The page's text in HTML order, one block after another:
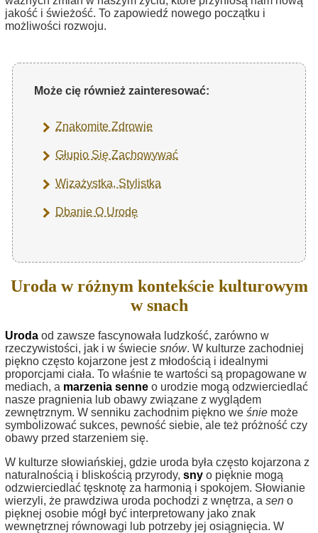
jakość i świeżość. To zapowiedź nowego początku i
możliwości rozwoju.
Może cię również zainteresować:
Znakomite Zdrowie
Głupio Się Zachowywać
Wizażystka, Stylistka
Dbanie O Urodę
Uroda w różnym kontekście kulturowym
w snach
Uroda od zawsze fascynowała ludzkość, zarówno w
rzeczywistości, jak i w świecie snów. W kulturze zachodniej
piękno często kojarzone jest z młodością i idealnymi
proporcjami ciała. To właśnie te wartości są propagowane w
mediach, a marzenia senne o urodzie mogą odzwierciedlać
nasze pragnienia lub obawy związane z wyglądem
zewnętrznym. W senniku zachodnim piękno we śnie może
symbolizować sukces, pewność siebie, ale też próżność czy
obawy przed starzeniem się.
W kulturze słowiańskiej, gdzie uroda była często kojarzona z
naturalnością i bliskością przyrody, sny o pięknie mogą
odzwierciedlać tęsknotę za harmonią i spokojem. Słowianie
wierzyli, że prawdziwa uroda pochodzi z wnętrza, a sen o
pięknej osobie mógł być interpretowany jako znak
wewnętrznej równowagi lub potrzeby jej osiągnięcia. W